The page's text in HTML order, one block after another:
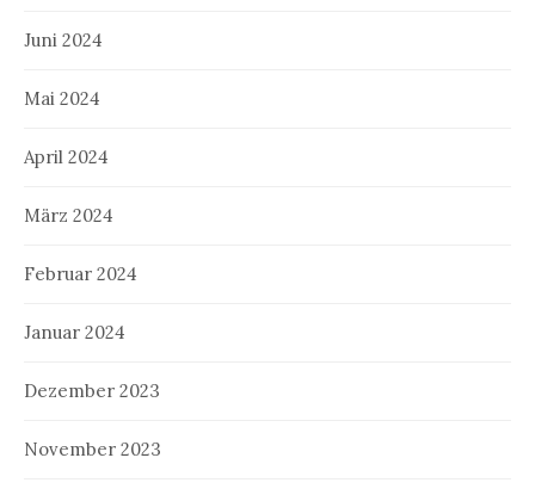
Juni 2024
Mai 2024
April 2024
März 2024
Februar 2024
Januar 2024
Dezember 2023
November 2023